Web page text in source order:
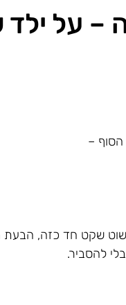
– על
–
שקט חד כזה,
להסביר.